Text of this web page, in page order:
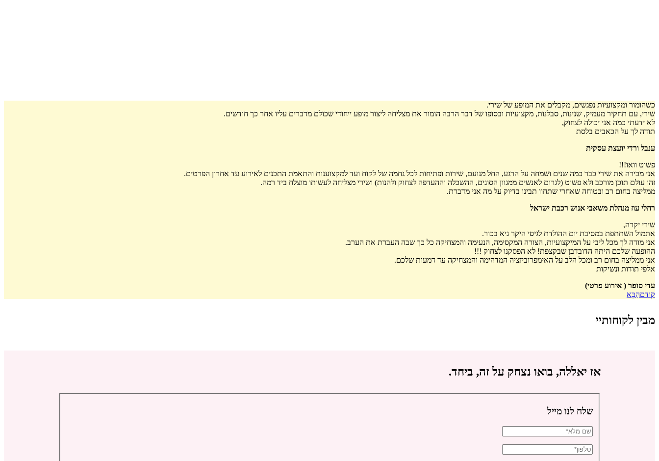
כשהומור ומקצועיות נפגשים, מקבלים את המופע של שירי.
שירי, עם תחקיר מעמיק, שנינות, סבלנות, מקצועיות ובסופו של דבר הרבה הומור את מצליחה ליצור מופע ייחודי שכולם מדברים עליו אחר כך חודשים.
לא ידעתי כמה אני יכולה לצחוק,
תודה לך על הכאבים בלסת
ענבל ורדי יועצת עסקית
פשוט וואו!!!
אני מכירה את שירי כבר כמה שנים ושמחה על הרגע, החל מנועם, שירות ופתיחות לכל גחמה של לקוח ועד למקצוענות והתאמת התכנים לאירוע עד אחרון הפרטים.
זהו עולם תוכן מורכב ולא פשוט (לגרום לאנשים ממגוון הסוגים, ההשכלה וההעדפה לצחוק ולהנות) ושירי מצליחה לעשותו מוצלח ביד רמה.
ממליצה בחום רב ובטוחה שאחרי שתחוו תבינו בדיוק על מה אני מדברת.
רחלי עוז מנהלת משאבי אנוש רכבת ישראל
שירי יקרה,
אתמול השתתפת במסיבת יום ההולדת לגיסי היקר גיא בכור.
אני מודה לך מכל ליבי על המיקצועיות, הצורה המקסימה, הנעימה והמצחיקה כל כך שבה העברת את הערב.
ההופעה שלכם היתה הדובדבן שבקצפת! לא הפסקנו לצחוק !!!
אני ממליצה בחום רב ומכל הלב על האימפרוביזציה המדהימה והמצחיקה עד דמעות שלכם.
אלפי תודות ונשיקות
עדי סופר ( אירוע פרטי)
קודםהַבָּא
מבין לקוחותיי
אז יאללה, בואו נצחק על זה, ביחד.
שלח לנו מייל